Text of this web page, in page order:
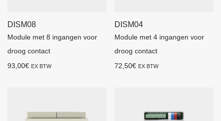
DISM08
Module met 8 ingangen voor
droog contact
93,00€ EX BTW
DISM04
Module met 4 ingangen voor
droog contact
72,50€ EX BTW